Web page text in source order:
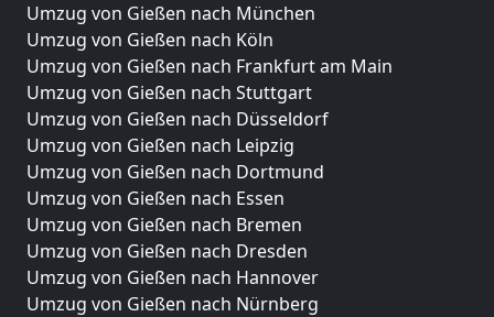
Umzug von Gießen nach München
Umzug von Gießen nach Köln
Umzug von Gießen nach Frankfurt am Main
Umzug von Gießen nach Stuttgart
Umzug von Gießen nach Düsseldorf
Umzug von Gießen nach Leipzig
Umzug von Gießen nach Dortmund
Umzug von Gießen nach Essen
Umzug von Gießen nach Bremen
Umzug von Gießen nach Dresden
Umzug von Gießen nach Hannover
Umzug von Gießen nach Nürnberg